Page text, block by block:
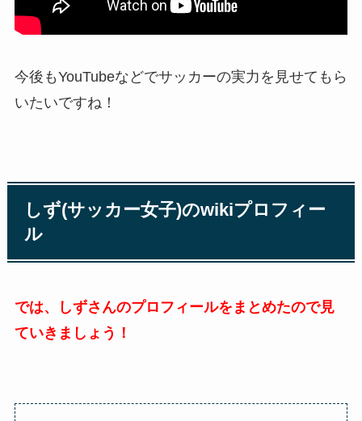
今後もYouTubeなどでサッカーの実力を見せてもら
いたいですね！
しず(サッカー女子)のwikiプロフィー
ル
では、しずさんのプロフィールをまとめたので見
ていきましょう！